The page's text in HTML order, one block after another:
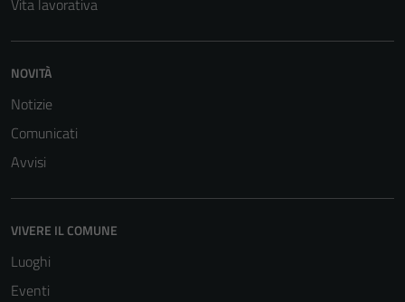
Vita lavorativa
NOVITÀ
Notizie
Comunicati
Avvisi
VIVERE IL COMUNE
Luoghi
Eventi